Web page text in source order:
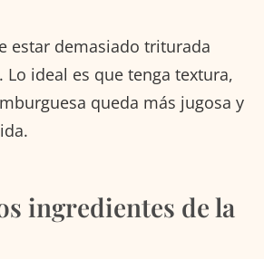
estar demasiado triturada
Lo ideal es que tenga textura,
queda más jugosa y
ingredientes de la